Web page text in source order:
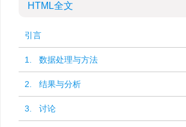
HTML全文
引言
1. 数据处理与方法
2. 结果与分析
3. 讨论